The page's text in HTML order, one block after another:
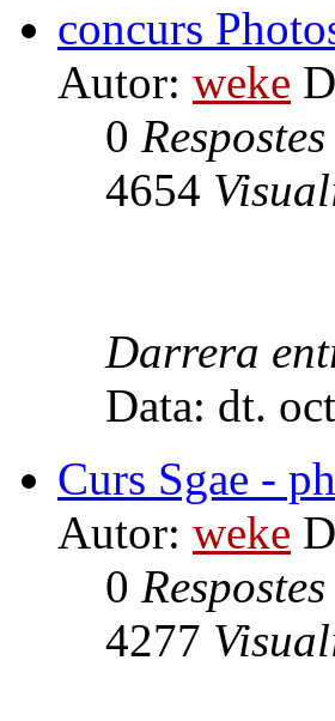
concurs
Autor: weke
0 Respostes
4654
Darrera
Data: dt.
Curs Sgae -
Autor: weke
0 Respostes
4277